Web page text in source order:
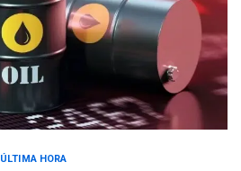
POLÍTICA
TITULARES
ÚLTIMA HORA
Libertad plena para jueza
María Lourdes Afiuni
INTERNACIONALES
ÚLTIMA HORA